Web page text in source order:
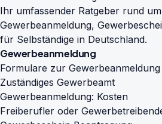
Ihr umfassender Ratgeber rund
Gewerbeanmeldung,
für Selbständige in Deutschland.
Gewerbeanmeldung
Formulare zur Gewerbeanmeldung
Zuständiges Gewerbeamt
Gewerbeanmeldung: Kosten
Freiberufler oder